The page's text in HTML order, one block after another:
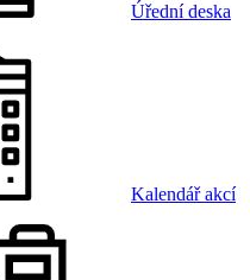
Úřední deska
Kalendář akcí